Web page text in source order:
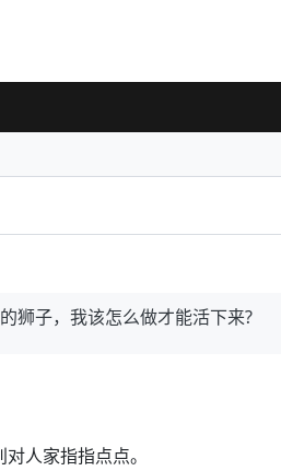
狮子，我该怎么做才能活下来?
人家指指点点。